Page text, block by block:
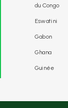
du Congo
Eswatini
Gabon
Ghana
Guinée